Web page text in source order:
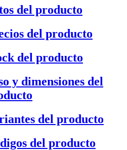
del producto
del producto
del producto
y dimensiones del
del producto
del producto